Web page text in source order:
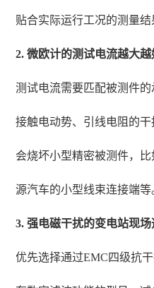
贴合实际运行工况的测量结
2. 微欧计的测试电流越大越
测试电流需要匹配被测件
接触电动势、引线电阻的
会烧坏小型精密被测件，
源汽车的小型线束连接端等
3. 强电磁干扰的变电站现场
优先选择通过EMC四级抗